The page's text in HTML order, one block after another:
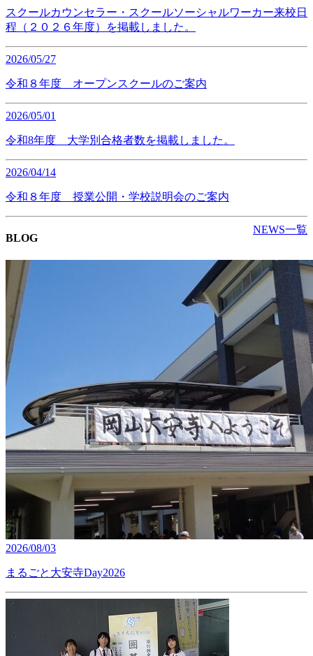
スクールカウンセラー・スクールソーシャルワーカー来校日
程（２０２６年度）を掲載しました。
2026/05/27
令和８年度 オープンスクールのご案内
2026/05/01
令和8年度 大学別合格者数を掲載しました。
2026/04/14
令和８年度 授業公開・学校説明会のご案内
NEWS一覧
BLOG
2026/08/03
まるごと大安寺Day2026